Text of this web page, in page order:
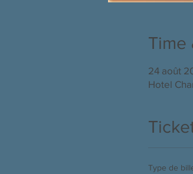
Time
24 août
Hotel
Type de